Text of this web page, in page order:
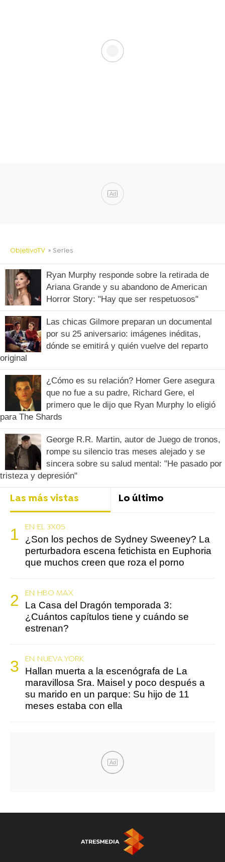
Ad
ObjetivoTV » Series
Ryan Murphy responde sobre la retirada de
Ariana Grande y su abandono de American
Horror Story: "Hay que ser respetuosos"
Las chicas Gilmore preparan un documental
por su 25 aniversario: imágenes inéditas,
dónde se emitirá y quién vuelve del reparto
original
¿Cómo es su relación? Homer Gere asegura
que no fue a su padre, Richard Gere, el
primero que le dijo que Ryan Murphy lo eligió
para The Shards
George R.R. Martin, autor de Juego de tronos,
rompe su silencio tras meses alejado y se
sincera sobre su salud mental: "He pasado por
tristeza y depresión"
Las más vistas Lo último
EN EL 3X05
¿Son los pechos de Sydney Sweeney? La
perturbadora escena fetichista en Euphoria
que muchos creen que roza el porno
EN HBO MAX
La Casa del Dragón temporada 3:
¿Cuántos capítulos tiene y cuándo se
estrenan?
EN NUEVA YORK
Hallan muerta a la escenógrafa de La
maravillosa Sra. Maisel y poco después a
su marido en un parque: Su hijo de 11
meses estaba con ella
Ad